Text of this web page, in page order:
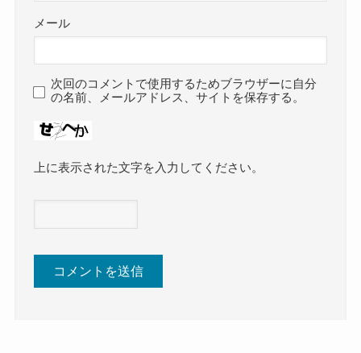
メール
次回のコメントで使用するためブラウザーに自分
の名前、メールアドレス、サイトを保存する。
上に表示された文字を入力してください。